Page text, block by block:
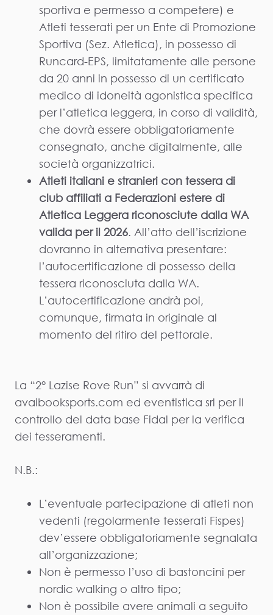
sportiva e permesso a competere) e
Atleti tesserati per un Ente di Promozione
Sportiva (Sez. Atletica), in possesso di
Runcard-EPS, limitatamente alle persone
da 20 anni in possesso di un certificato
medico di idoneità agonistica specifica
per l’atletica leggera, in corso di validità,
che dovrà essere obbligatoriamente
consegnato, anche digitalmente, alle
società organizzatrici.
Atleti italiani e stranieri con tessera di
club affiliati a Federazioni estere di
Atletica Leggera riconosciute dalla WA
valida per il 2026. All’atto dell’iscrizione
dovranno in alternativa presentare:
l’autocertificazione di possesso della
tessera riconosciuta dalla WA.
L’autocertificazione andrà poi,
comunque, firmata in originale al
momento del ritiro del pettorale.
La “2° Lazise Rove Run” si avvarrà di
avaibooksports.com ed eventistica srl per il
controllo del data base Fidal per la verifica
dei tesseramenti.
N.B.:
L’eventuale partecipazione di atleti non
vedenti (regolarmente tesserati Fispes)
dev’essere obbligatoriamente segnalata
all’organizzazione;
Non è permesso l’uso di bastoncini per
nordic walking o altro tipo;
Non è possibile avere animali a seguito